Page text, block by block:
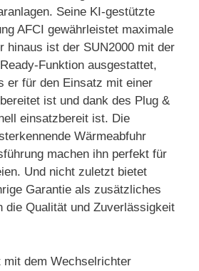
Seine KI-gestützte
AFCI gewährleistet maximale
hinaus ist der SUN2000 mit der
Funktion ausgestattet,
er für den Einsatz mit einer
ist und dank des Plug &
einsatzbereit ist. Die
Wärmeabfuhr
machen ihn perfekt für
Und nicht zuletzt bietet
Garantie als zusätzliches
die Qualität und Zuverlässigkeit
mit dem Wechselrichter